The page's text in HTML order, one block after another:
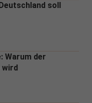
soll
Warum der